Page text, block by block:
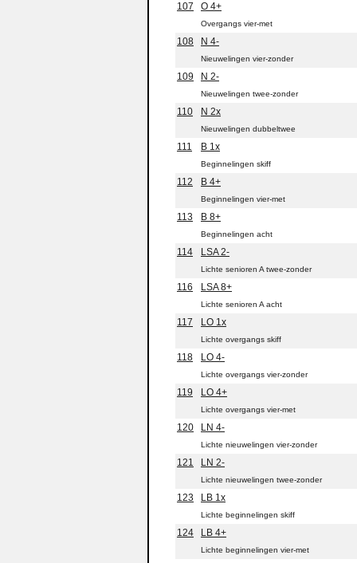
107 O 4+
Overgangs vier-met
108 N 4-
Nieuwelingen vier-zonder
109 N 2-
Nieuwelingen twee-zonder
110 N 2x
Nieuwelingen dubbeltwee
111 B 1x
Beginnelingen skiff
112 B 4+
Beginnelingen vier-met
113 B 8+
Beginnelingen acht
114 LSA 2-
Lichte senioren A twee-zonder
116 LSA 8+
Lichte senioren A acht
117 LO 1x
Lichte overgangs skiff
118 LO 4-
Lichte overgangs vier-zonder
119 LO 4+
Lichte overgangs vier-met
120 LN 4-
Lichte nieuwelingen vier-zonder
121 LN 2-
Lichte nieuwelingen twee-zonder
123 LB 1x
Lichte beginnelingen skiff
124 LB 4+
Lichte beginnelingen vier-met